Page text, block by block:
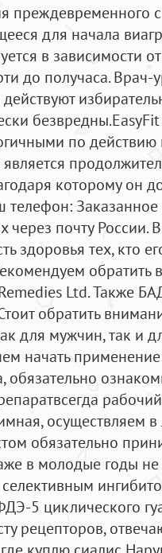
преждевременного
для начала
в зависимости
до получаса.
по
которому он
телефон:
через почту России.
здоровья тех, кто
Ltd. Также
обратить
для мужчин, так и
начать
осуществляем
обязательно
в молодые годы
5 циклического
рецепторов,